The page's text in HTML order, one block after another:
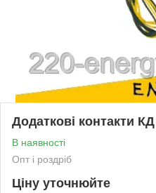
Додаткові контакти КД
В наявності
Опт і роздріб
Ціну уточнюйте